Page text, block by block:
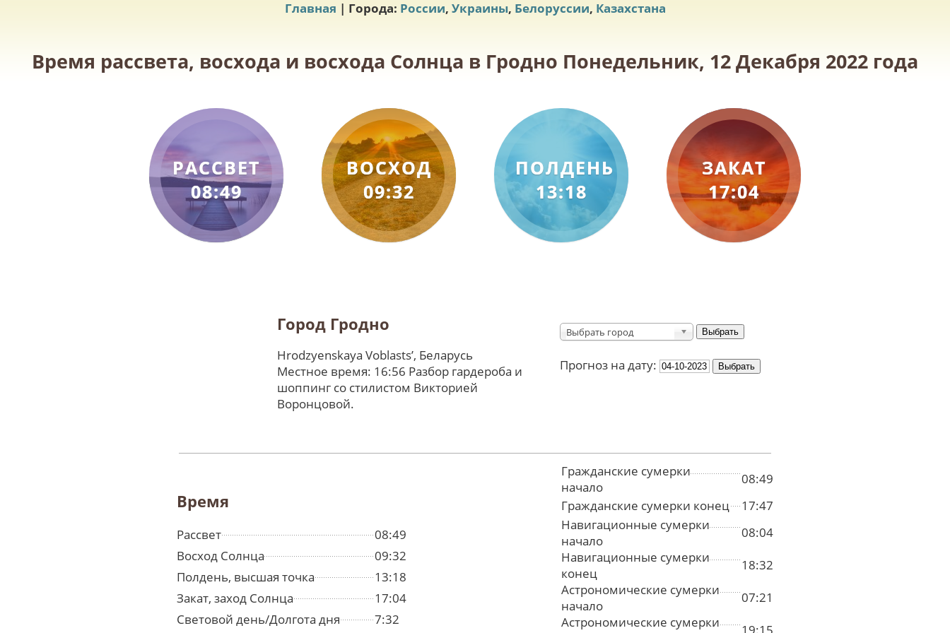
Главная | Города: России, Украины, Белоруссии, Казахстана
Время рассвета, восхода и восхода Солнца в Гродно Понедельник, 12 Декабря 2022 года
РАССВЕТ
08:49
ВОСХОД
09:32
ПОЛДЕНЬ
13:18
ЗАКАТ
17:04
Город Гродно
Hrodzyenskaya Voblastsʼ, Беларусь
Местное время: 16:56 Разбор гардероба и
шоппинг со стилистом Викторией
Воронцовой.
Выбрать город
Прогноз на дату:
Время
Рассвет
08:49
Восход Солнца
09:32
Полдень, высшая точка
13:18
Закат, заход Солнца
17:04
Световой день/Долгота дня
7:32
Гражданские сумерки
начало
08:49
Гражданские сумерки конец
17:47
Навигационные сумерки
начало
08:04
Навигационные сумерки
конец
18:32
Астрономические сумерки
начало
07:21
Астрономические сумерки
19:15